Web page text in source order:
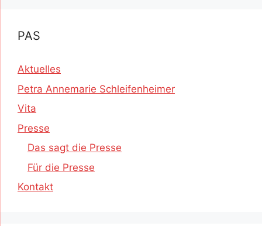
PAS
Aktuelles
Petra Annemarie Schleifenheimer
Vita
Presse
Das sagt die Presse
Für die Presse
Kontakt